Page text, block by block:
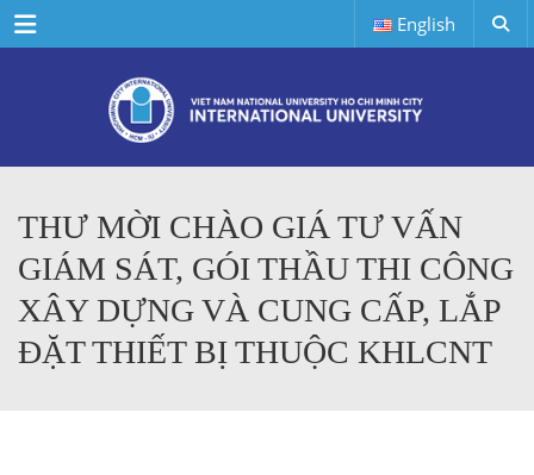
Menu English
THƯ MỜI CHÀO GIÁ TƯ VẤN
GIÁM SÁT, GÓI THẦU THI CÔNG
XÂY DỰNG VÀ CUNG CẤP, LẮP
ĐẶT THIẾT BỊ THUỘC KHLCNT